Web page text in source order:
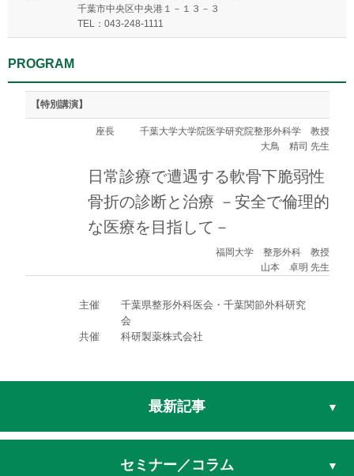
千葉市中央区中央港１－１３－３
TEL：043-248-1111
PROGRAM
【特別講演】
座長
千葉大学大学院医学研究院整形外科学 教授
大鳥 精司 先生
日常診療で遭遇する軟骨下脆弱性
骨折の診断と治療 －安全で倫理的
な医療を目指して－
福岡大学 整形外科 教授
山本 卓明 先生
主催
千葉県整形外科医会・千葉関節外科研究
会
共催
科研製薬株式会社
最新記事
セミナー／コラム